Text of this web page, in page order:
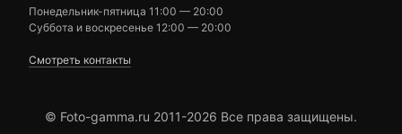
Понедельник-пятница 11:00 — 20:00
Суббота и воскресенье 12:00 — 20:00
Смотреть контакты
© Foto-gamma.ru 2011-2026 Все права защищены.